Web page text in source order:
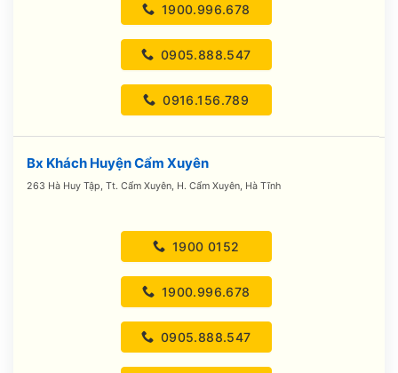
1900.996.678
0905.888.547
0916.156.789
Bx Khách Huyện Cẩm Xuyên
263 Hà Huy Tập, Tt. Cẩm Xuyên, H. Cẩm Xuyên, Hà Tĩnh
1900 0152
1900.996.678
0905.888.547